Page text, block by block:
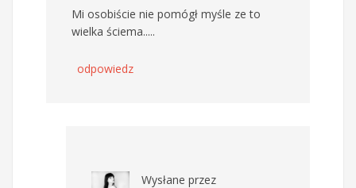
Mi osobiście nie pomógł myśle ze to
wielka ściema.....
odpowiedz
Wysłane przez